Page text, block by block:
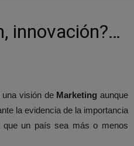
innovación?…
visión de Marketing aunque
la evidencia de la importancia
un país sea más o menos